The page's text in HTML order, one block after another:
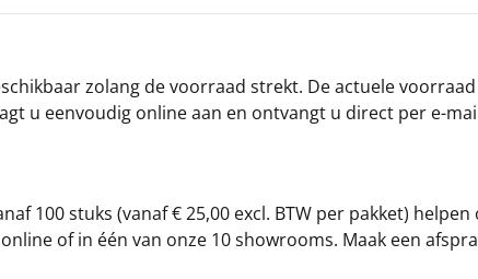
zolang de voorraad strekt. De actuele
u eenvoudig online aan en ontvangt u direct per e-
100 stuks (vanaf € 25,00 excl. BTW per pakket)
of in één van onze 10 showrooms. Maak een